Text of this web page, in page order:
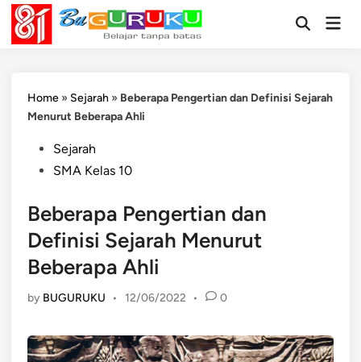
Skip
content
OpenMain
Home » Sejarah » Beberapa Pengertian dan Definisi Sejarah
Menurut Beberapa Ahli
PostedSejarah
SMA Kelas 10
Beberapa Pengertian dan
Definisi Sejarah Menurut
Beberapa Ahli
by BUGURUKU • 12/06/2022 • 0